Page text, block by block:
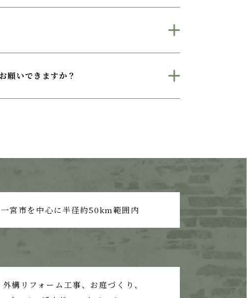
願いできますか？
一宮市を中心に半径約50km範囲内
構リフォーム工事、 お庭づくり、